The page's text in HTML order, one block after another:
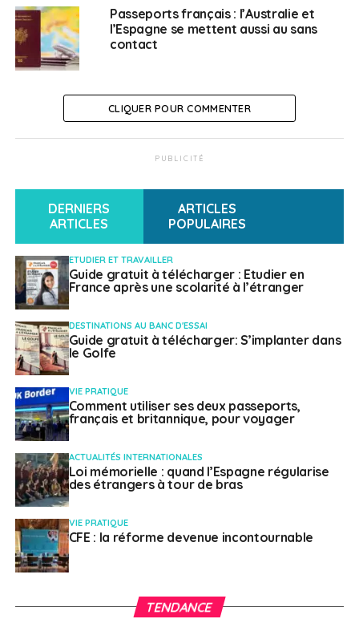
SUJETS ASSOCIÉS: ESPAGNE
A SUIVRE
Qu’est-ce qu’Erasmus pour jeunes
Agora monde et AEFE, “se connecter avec le
monde entier“
Weena Truscelli
Passeports français : l’Australie et
l’Espagne se mettent aussi au sans
contact
CLIQUER POUR COMMENTER
PUBLICITÉ
DERNIERS
ARTICLES
ARTICLES
POPULAIRES
ETUDIER ET TRAVAILLER
Guide gratuit à télécharger : Etudier en
France après une scolarité à l’étranger
DESTINATIONS AU BANC D'ESSAI
Guide gratuit à télécharger: S’implanter dans
le Golfe
VIE PRATIQUE
Comment utiliser ses deux passeports,
français et britannique, pour voyager
ACTUALITÉS INTERNATIONALES
Loi mémorielle : quand l’Espagne régularise
des étrangers à tour de bras
VIE PRATIQUE
CFE : la réforme devenue incontournable
TENDANCE